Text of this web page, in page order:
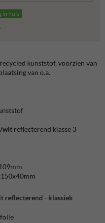
in huis
kunststof, voorzien van
van o.a.
wit reflecterend klasse 3
reflecterend - klassiek